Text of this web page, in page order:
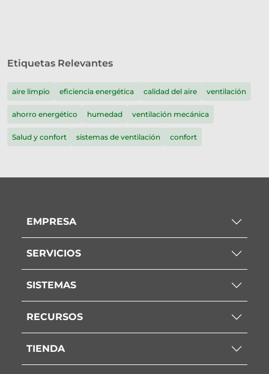
Etiquetas Relevantes
aire limpio eficiencia energética calidad del aire ventilación
ahorro energético humedad ventilación mecánica
Salud y confort sistemas de ventilación confort
EMPRESA
SERVICIOS
SISTEMAS
RECURSOS
TIENDA